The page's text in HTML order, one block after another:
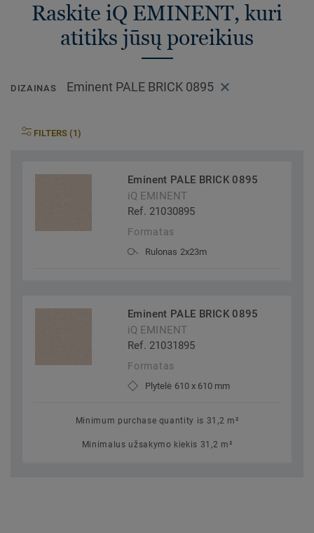
Raskite iQ EMINENT, kuri
atitiks jūsų poreikius
DIZAINAS Eminent PALE BRICK 0895
FILTERS (1)
Eminent PALE BRICK 0895
iQ EMINENT
Ref. 21030895
Formatas
Rulonas 2x23m
Eminent PALE BRICK 0895
iQ EMINENT
Ref. 21031895
Formatas
Plytelė 610 x 610 mm
Minimum purchase quantity is 31,2 m²
Minimalus užsakymo kiekis 31,2 m²